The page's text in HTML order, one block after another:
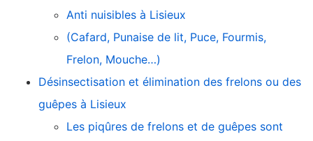
Anti nuisibles à Lisieux
(Cafard, Punaise de lit, Puce, Fourmis,
Frelon, Mouche…)
Désinsectisation et élimination des frelons ou des
guêpes à Lisieux
Les piqûres de frelons et de guêpes sont